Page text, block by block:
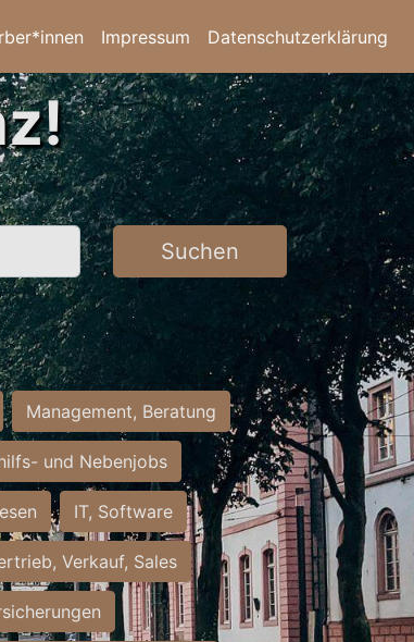
Impressum Datenschutzerklärung
Suchen
Management, Beratung
und Nebenjobs
IT, Software
Verkauf, Sales